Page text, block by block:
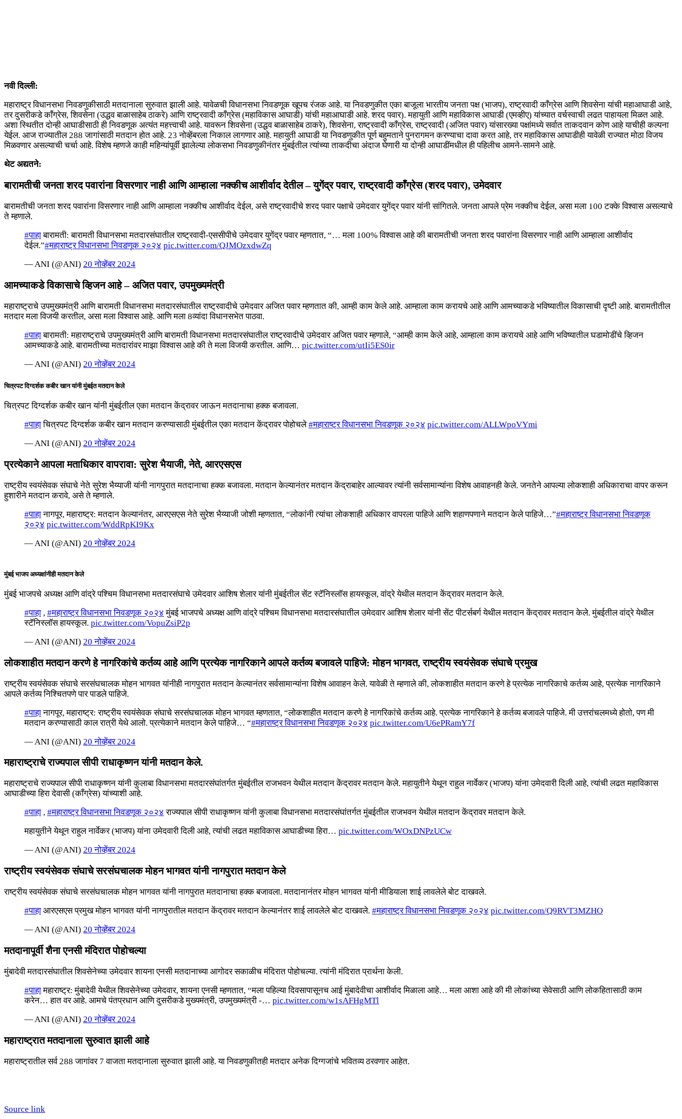
नवी दिल्ली:
महाराष्ट्र विधानसभा निवडणुकीसाठी मतदानाला सुरुवात झाली आहे. यावेळची विधानसभा निवडणूक खूपच रंजक आहे. या निवडणुकीत एका बाजूला भारतीय जनता पक्ष (भाजप), राष्ट्रवादी काँग्रेस आणि शिवसेना यांची महाआघाडी आहे,
तर दुसरीकडे काँग्रेस, शिवसेना (उद्धव बाळासाहेब ठाकरे) आणि राष्ट्रवादी काँग्रेस (महाविकास आघाडी) यांची महाआघाडी आहे. शरद पवार). महायुती आणि महाविकास आघाडी (एमव्हीए) यांच्यात वर्चस्वाची लढत पाहायला मिळत आहे.
अशा स्थितीत दोन्ही आघाडीसाठी ही निवडणूक अत्यंत महत्त्वाची आहे. यावरून शिवसेना (उद्धव बाळासाहेब ठाकरे), शिवसेना, राष्ट्रवादी काँग्रेस, राष्ट्रवादी (अजित पवार) यांसारख्या पक्षांमध्ये सर्वात ताकदवान कोण आहे याचीही कल्पना
येईल. आज राज्यातील 288 जागांसाठी मतदान होत आहे. 23 नोव्हेंबरला निकाल लागणार आहे. महायुती आघाडी या निवडणुकीत पूर्ण बहुमताने पुनरागमन करण्याचा दावा करत आहे, तर महाविकास आघाडीही यावेळी राज्यात मोठा विजय
मिळवणार असल्याची चर्चा आहे. विशेष म्हणजे काही महिन्यांपूर्वी झालेल्या लोकसभा निवडणुकीनंतर मुंबईतील त्यांच्या ताकदीचा अंदाज घेणारी या दोन्ही आघाडींमधील ही पहिलीच आमने-सामने आहे.
थेट अद्यतने:
बारामतीची जनता शरद पवारांना विसरणार नाही आणि आम्हाला नक्कीच आशीर्वाद देतील – युगेंद्र पवार, राष्ट्रवादी काँग्रेस (शरद पवार), उमेदवार
बारामतीची जनता शरद पवारांना विसरणार नाही आणि आम्हाला नक्कीच आशीर्वाद देईल, असे राष्ट्रवादीचे शरद पवार पक्षाचे उमेदवार युगेंद्र पवार यांनी सांगितले. जनता आपले प्रेम नक्कीच देईल, असा मला 100 टक्के विश्वास असल्याचे
ते म्हणाले.
#पाहाबारामती: बारामती विधानसभा मतदारसंघातील राष्ट्रवादी-एससीपीचे उमेदवार युगेंद्र पवार म्हणतात, “… मला 100% विश्वास आहे की बारामतीची जनता शरद पवारांना विसरणार नाही आणि आम्हाला आशीर्वाद
देईल.”#महाराष्ट्र विधानसभा निवडणूक २०२४ pic.twitter.com/QJMOzxdwZq
— ANI (@ANI) 20 नोव्हेंबर 2024
आमच्याकडे विकासाचे व्हिजन आहे – अजित पवार, उपमुख्यमंत्री
महाराष्ट्राचे उपमुख्यमंत्री आणि बारामती विधानसभा मतदारसंघातील राष्ट्रवादीचे उमेदवार अजित पवार म्हणतात की, आम्ही काम केले आहे. आम्हाला काम करायचे आहे आणि आमच्याकडे भविष्यातील विकासाची दृष्टी आहे. बारामतीतील
मतदार मला विजयी करतील, असा मला विश्वास आहे. आणि मला 8व्यांदा विधानसभेत पाठवा.
#पाहाबारामती: महाराष्ट्राचे उपमुख्यमंत्री आणि बारामती विधानसभा मतदारसंघातील राष्ट्रवादीचे उमेदवार अजित पवार म्हणाले, “आम्ही काम केले आहे, आम्हाला काम करायचे आहे आणि भविष्यातील घडामोडींचे व्हिजन
आमच्याकडे आहे. बारामतीच्या मतदारांवर माझा विश्वास आहे की ते मला विजयी करतील. आणि… pic.twitter.com/utIi5ES0ir
— ANI (@ANI) 20 नोव्हेंबर 2024
चित्रपट दिग्दर्शक कबीर खान यांनी मुंबईत मतदान केले
चित्रपट दिग्दर्शक कबीर खान यांनी मुंबईतील एका मतदान केंद्रावर जाऊन मतदानाचा हक्क बजावला.
#पाहाचित्रपट दिग्दर्शक कबीर खान मतदान करण्यासाठी मुंबईतील एका मतदान केंद्रावर पोहोचले#महाराष्ट्र विधानसभा निवडणूक २०२४ pic.twitter.com/ALLWpoVYmi
— ANI (@ANI) 20 नोव्हेंबर 2024
प्रत्येकाने आपला मताधिकार वापरावा: सुरेश भैयाजी, नेते, आरएसएस
राष्ट्रीय स्वयंसेवक संघाचे नेते सुरेश भैय्याजी यांनी नागपुरात मतदानाचा हक्क बजावला. मतदान केल्यानंतर मतदान केंद्राबाहेर आल्यावर त्यांनी सर्वसामान्यांना विशेष आवाहनही केले. जनतेने आपल्या लोकशाही अधिकाराचा वापर करून
हुशारीने मतदान करावे, असे ते म्हणाले.
#पाहानागपूर, महाराष्ट्र: मतदान केल्यानंतर, आरएसएस नेते सुरेश भैय्याजी जोशी म्हणतात, “लोकांनी त्यांचा लोकशाही अधिकार वापरला पाहिजे आणि शहाणपणाने मतदान केले पाहिजे…”#महाराष्ट्र विधानसभा निवडणूक
२०२४ pic.twitter.com/WddRpKI9Kx
— ANI (@ANI) 20 नोव्हेंबर 2024
मुंबई भाजप अध्यक्षांनीही मतदान केले
मुंबई भाजपचे अध्यक्ष आणि वांद्रे पश्चिम विधानसभा मतदारसंघाचे उमेदवार आशिष शेलार यांनी मुंबईतील सेंट स्टॅनिस्लॉस हायस्कूल, वांद्रे येथील मतदान केंद्रावर मतदान केले.
#पाहा , #महाराष्ट्र विधानसभा निवडणूक २०२४ मुंबई भाजपचे अध्यक्ष आणि वांद्रे पश्चिम विधानसभा मतदारसंघातील उमेदवार आशिष शेलार यांनी सेंट पीटर्सबर्ग येथील मतदान केंद्रावर मतदान केले. मुंबईतील वांद्रे येथील
स्टॅनिस्लॉस हायस्कूल. pic.twitter.com/VopuZsiP2p
— ANI (@ANI) 20 नोव्हेंबर 2024
लोकशाहीत मतदान करणे हे नागरिकांचे कर्तव्य आहे आणि प्रत्येक नागरिकाने आपले कर्तव्य बजावले पाहिजे: मोहन भागवत, राष्ट्रीय स्वयंसेवक संघाचे प्रमुख
राष्ट्रीय स्वयंसेवक संघाचे सरसंघचालक मोहन भागवत यांनीही नागपुरात मतदान केल्यानंतर सर्वसामान्यांना विशेष आवाहन केले. यावेळी ते म्हणाले की, लोकशाहीत मतदान करणे हे प्रत्येक नागरिकाचे कर्तव्य आहे, प्रत्येक नागरिकाने
आपले कर्तव्य निश्चितपणे पार पाडले पाहिजे.
#पाहानागपूर, महाराष्ट्र: राष्ट्रीय स्वयंसेवक संघाचे सरसंघचालक मोहन भागवत म्हणतात, “लोकशाहीत मतदान करणे हे नागरिकांचे कर्तव्य आहे. प्रत्येक नागरिकाने हे कर्तव्य बजावले पाहिजे. मी उत्तरांचलमध्ये होतो, पण मी
मतदान करण्यासाठी काल रात्री येथे आलो. प्रत्येकाने मतदान केले पाहिजे… “#महाराष्ट्र विधानसभा निवडणूक २०२४ pic.twitter.com/U6ePRamY7f
— ANI (@ANI) 20 नोव्हेंबर 2024
महाराष्ट्राचे राज्यपाल सीपी राधाकृष्णन यांनी मतदान केले.
महाराष्ट्राचे राज्यपाल सीपी राधाकृष्णन यांनी कुलाबा विधानसभा मतदारसंघांतर्गत मुंबईतील राजभवन येथील मतदान केंद्रावर मतदान केले. महायुतीने येथून राहुल नार्वेकर (भाजप) यांना उमेदवारी दिली आहे, त्यांची लढत महाविकास
आघाडीच्या हिरा देवासी (काँग्रेस) यांच्याशी आहे.
#पाहा , #महाराष्ट्र विधानसभा निवडणूक २०२४ राज्यपाल सीपी राधाकृष्णन यांनी कुलाबा विधानसभा मतदारसंघांतर्गत मुंबईतील राजभवन येथील मतदान केंद्रावर मतदान केले.
महायुतीने येथून राहुल नार्वेकर (भाजप) यांना उमेदवारी दिली आहे, त्यांची लढत महाविकास आघाडीच्या हिरा… pic.twitter.com/WOxDNPzUCw
— ANI (@ANI) 20 नोव्हेंबर 2024
राष्ट्रीय स्वयंसेवक संघाचे सरसंघचालक मोहन भागवत यांनी नागपुरात मतदान केले
राष्ट्रीय स्वयंसेवक संघाचे सरसंघचालक मोहन भागवत यांनी नागपुरात मतदानाचा हक्क बजावला. मतदानानंतर मोहन भागवत यांनी मीडियाला शाई लावलेले बोट दाखवले.
#पाहा आरएसएस प्रमुख मोहन भागवत यांनी नागपुरातील मतदान केंद्रावर मतदान केल्यानंतर शाई लावलेले बोट दाखवले. #महाराष्ट्र विधानसभा निवडणूक २०२४ pic.twitter.com/Q9RVT3MZHO
— ANI (@ANI) 20 नोव्हेंबर 2024
मतदानापूर्वी शैना एनसी मंदिरात पोहोचल्या
मुंबादेवी मतदारसंघातील शिवसेनेच्या उमेदवार शायना एनसी मतदानाच्या आगोदर सकाळीच मंदिरात पोहोचल्या. त्यांनी मंदिरात प्रार्थना केली.
#पाहामहाराष्ट्र: मुंबादेवी येथील शिवसेनेच्या उमेदवार, शायना एनसी म्हणतात, “मला पहिल्या दिवसापासूनच आई मुंबादेवीचा आशीर्वाद मिळाला आहे… मला आशा आहे की मी लोकांच्या सेवेसाठी आणि लोकहितासाठी काम
करेन… हात वर आहे. आमचे पंतप्रधान आणि दुसरीकडे मुख्यमंत्री, उपमुख्यमंत्री -… pic.twitter.com/w1sAFHgMTl
— ANI (@ANI) 20 नोव्हेंबर 2024
महाराष्ट्रात मतदानाला सुरुवात झाली आहे
महाराष्ट्रातील सर्व 288 जागांवर 7 वाजता मतदानाला सुरुवात झाली आहे. या निवडणुकीतही मतदार अनेक दिग्गजांचे भवितव्य ठरवणार आहेत.
Source link